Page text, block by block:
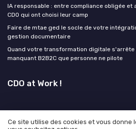
IA responsable : entre compliance obligée
CDO qui ont choisi leur camp
Faire de mtae ged le socle de votre
gestion documentaire
Quand votre transformation digitale s'arrête
manquant B2B2C que personne ne pilote
CDO at Work !
Ce site utilise des cookies et vous donne